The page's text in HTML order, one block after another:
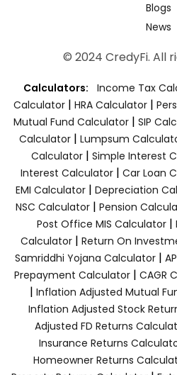
Blogs
News
© 2024 CredyFi. All
Calculators: Income Tax
Calculator | HRA Calculator |
Mutual Fund Calculator | SIP
Calculator | Lumpsum
Calculator| Simple Interest
Interest Calculator| Car Loan
EMI Calculator| Depreciation
NSC Calculator| Pension
Post Office MIS Calculator|
Calculator| Return On
Samriddhi Yojana Calculator|
Prepayment Calculator | CAGR
| Inflation Adjusted Mutual
Inflation Adjusted Stock
Adjusted FD Returns
Insurance Returns
Homeowner Returns